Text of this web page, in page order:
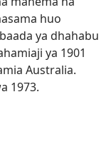
huo
ya dhahabu
ya 1901
Australia.
1973.